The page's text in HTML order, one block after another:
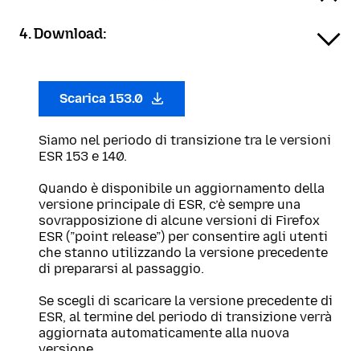
4. Download:
Scarica 153.0
Siamo nel periodo di transizione tra le versioni
ESR 153 e 140.
Quando è disponibile un aggiornamento della
versione principale di ESR, c’è sempre una
sovrapposizione di alcune versioni di Firefox
ESR (”point release”) per consentire agli utenti
che stanno utilizzando la versione precedente
di prepararsi al passaggio.
Se scegli di scaricare la versione precedente di
ESR, al termine del periodo di transizione verrà
aggiornata automaticamente alla nuova